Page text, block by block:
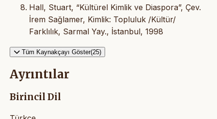
Hall, Stuart, “Kültürel Kimlik ve Diaspora”, Çev.
İrem Sağlamer, Kimlik: Topluluk /Kültür/
Farklılık, Sarmal Yay., İstanbul, 1998
Tüm Kaynakçayı Göster(25)
Ayrıntılar
Birincil Dil